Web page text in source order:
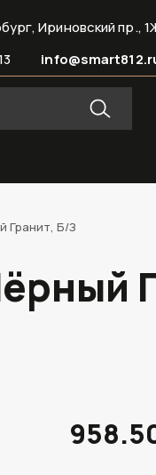
Ириновский пр.,
Гранит, Б/З